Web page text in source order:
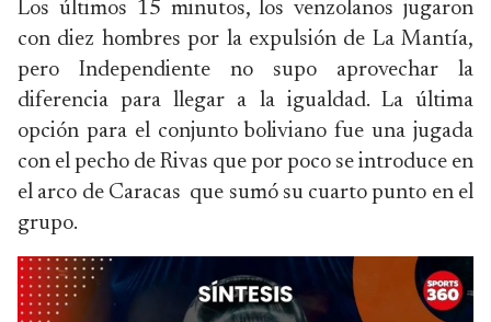
Los últimos 15 minutos, los venzolanos jugaron
con diez hombres por la expulsión de La Mantía,
pero Independiente no supo aprovechar la
diferencia para llegar a la igualdad. La última
opción para el conjunto boliviano fue una jugada
con el pecho de Rivas que por poco se introduce en
el arco de Caracas que sumó su cuarto punto en el
grupo.